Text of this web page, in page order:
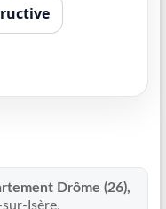
Drôme (26),
Isère,